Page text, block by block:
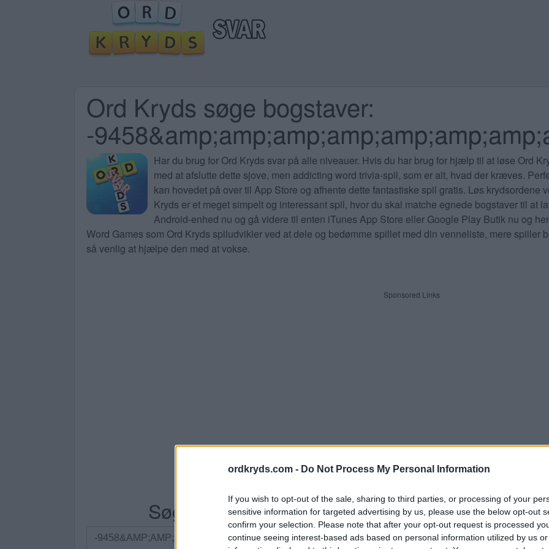
ordkryds.com - Do Not Process My Personal Information
If you wish to opt-out of the sale, sharing to third parties, or processing of your
sensitive information for targeted advertising by us, please use the below opt-out
confirm your selection. Please note that after your opt-out request is processed
continue seeing interest-based ads based on personal information utilized by us
Ord Kryds søge bogstaver:
-
Har du brug for Ord Kryds svar på alle niveauer. Hvis du har brug for hjælp til at løse Ord
med at afslutte dette sjove, men addicting word trivia-spil, som er alt, hvad der kræves.
kan hovedet på over til App Store og afhente dette fantastiske spil gratis. Løs krydsordene
Kryds er et meget simpelt og interessant spil, hvor du skal matche egnede bogstaver til at
Android-enhed nu og gå videre til enten iTunes App Store eller Google Play Butik nu og
Word Games som Ord Kryds spiludvikler ved at dele og bedømme spillet med din venneliste, mere
så venlig at hjælpe den med at vokse.
Sponsored Links
Søg efter bogstaver. Indtast alle bogstaverne
Søg